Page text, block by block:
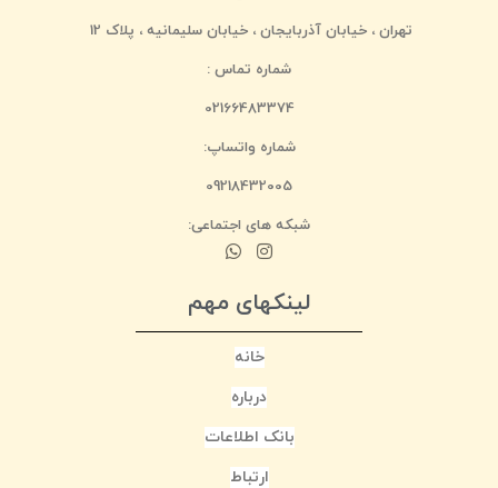
تهران ، خیابان آذربایجان ، خیابان سلیمانیه ، پلاک 12
شماره تماس :
02166483374
شماره واتساپ:
09218432005
شبکه های اجتماعی:
لینکهای مهم
خانه
درباره
بانک اطلاعات
ارتباط